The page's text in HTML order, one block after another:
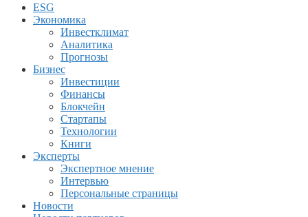
ESG
Экономика
Инвестклимат
Аналитика
Прогнозы
Бизнес
Инвестиции
Финансы
Блокчейн
Стартапы
Технологии
Книги
Эксперты
Экспертное мнение
Интервью
Персональные страницы
Новости